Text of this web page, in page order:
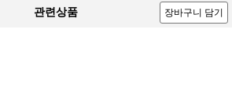
관련상품 장바구니 담기